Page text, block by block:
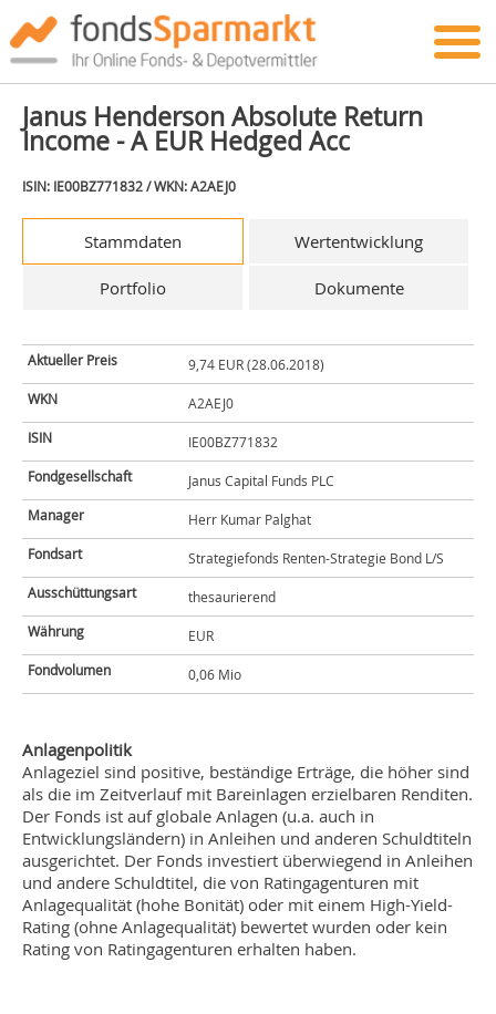
Janus Henderson Absolute Return
Income - A EUR Hedged Acc
ISIN: IE00BZ771832 / WKN: A2AEJ0
Stammdaten Wertentwicklung
Portfolio Dokumente
Aktueller Preis
9,74 EUR (28.06.2018)
WKN
A2AEJ0
ISIN
IE00BZ771832
Fondgesellschaft
Janus Capital Funds PLC
Manager
Herr Kumar Palghat
Fondsart
Strategiefonds Renten-Strategie Bond L/S
Ausschüttungsart
thesaurierend
Währung
EUR
Fondvolumen
0,06 Mio
Anlagenpolitik
Anlageziel sind positive, beständige Erträge, die höher sind
als die im Zeitverlauf mit Bareinlagen erzielbaren Renditen.
Der Fonds ist auf globale Anlagen (u.a. auch in
Entwicklungsländern) in Anleihen und anderen Schuldtiteln
ausgerichtet. Der Fonds investiert überwiegend in Anleihen
und andere Schuldtitel, die von Ratingagenturen mit
Anlagequalität (hohe Bonität) oder mit einem High-Yield-
Rating (ohne Anlagequalität) bewertet wurden oder kein
Rating von Ratingagenturen erhalten haben.